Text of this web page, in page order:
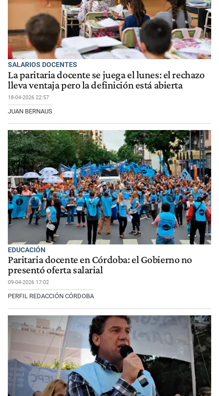
SALARIOS DOCENTES
La paritaria docente se juega el lunes: el rechazo
lleva ventaja pero la definición está abierta
18-04-2026 22:57
JUAN BERNAUS
EDUCACIÓN
Paritaria docente en Córdoba: el Gobierno no
presentó oferta salarial
09-04-2026 17:02
PERFIL REDACCIÓN CÓRDOBA